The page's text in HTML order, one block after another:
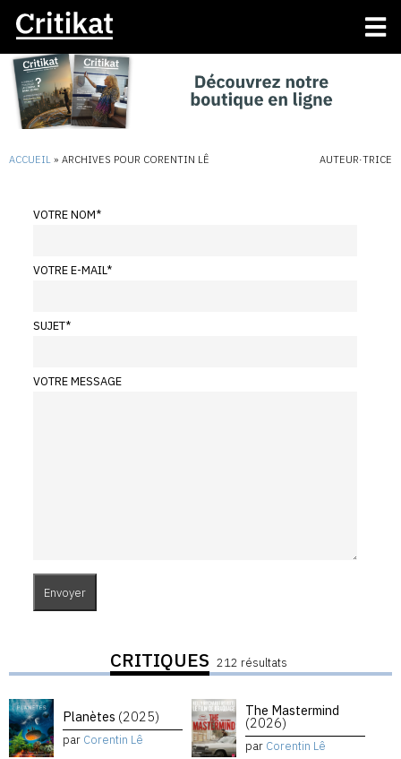
ACCUEIL » ARCHIVES POUR CORENTIN LÊ AUTEUR·TRICE
VOTRE NOM*
VOTRE E-MAIL*
SUJET*
VOTRE MESSAGE
CRITIQUES 212 résultats
Planètes (2025)
par Corentin Lê
The Mastermind
(2026)
par Corentin Lê